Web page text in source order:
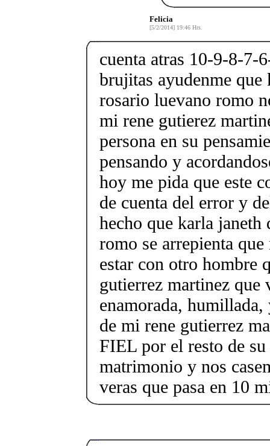
Felicia
[5/2/2014] 19:46 Hrs.
cuenta atras 10-9-8-7-
brujitas ayudenme que
rosario luevano romo
mi rene gutierez
persona en su
pensando y
hoy me pida que este
de cuenta del error y
hecho que karla janeth
romo se arrepienta
estar con otro hombre
gutierrez martinez que
enamorada,
de mi rene gutierrez
FIEL por el resto de
matrimonio y nos
veras que pasa en 10